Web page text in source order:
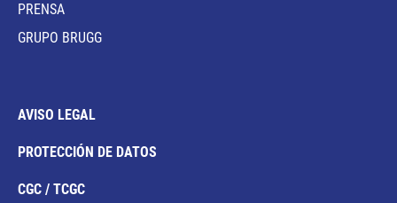
PRENSA
GRUPO BRUGG
AVISO LEGAL
PROTECCIÓN DE DATOS
CGC / TCGC